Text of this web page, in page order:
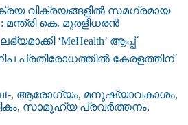
വിക്രയങ്ങളിൽ സമഗ്രമായ
കെ. മുരളീധരൻ
‘MeHealth’ ആപ്പ്
കേരളത്തിന്
, ആരോഗ്യം, മനുഷ്യാവകാശം,
, സാമൂഹ്യ പ്രവര്‍ത്തനം,